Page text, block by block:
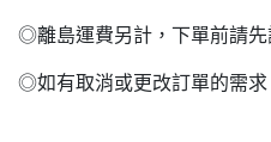
◎離島運費另計，下單前請先
◎如有取消或更改訂單的需求